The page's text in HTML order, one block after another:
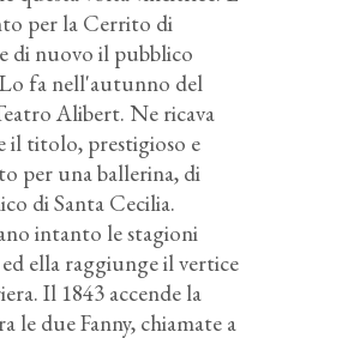
per la Cerrito di
di nuovo il pubblico
fa nell'autunno del
Alibert. Ne ricava
il titolo, prestigioso e
per una ballerina, di
di Santa Cecilia.
intanto le stagioni
ella raggiunge il vertice
Il 1843 accende la
le due Fanny, chiamate a